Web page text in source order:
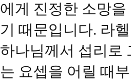
에게 진정한 소망
기 때문입니다. 라
하나님께서 섭리로
는 요셉을 어릴 때